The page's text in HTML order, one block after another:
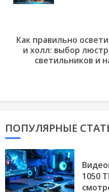
Next
Как правильно
и холл: выбор
светильников и
ПОПУЛЯРНЫЕ
1050